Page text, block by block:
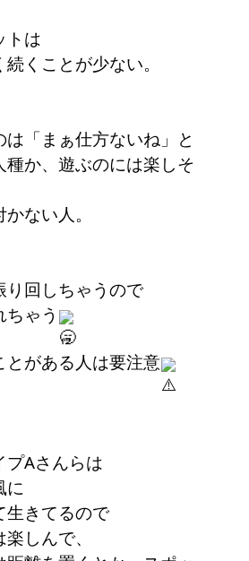
トは
くことが少ない。
「まぁ仕方ないね」と
種か、遊ぶのには楽しそ
ない人。
り回しちゃうので
ゃう
とがある人は要注意
プAさんらは
に
生きてるので
しんで、